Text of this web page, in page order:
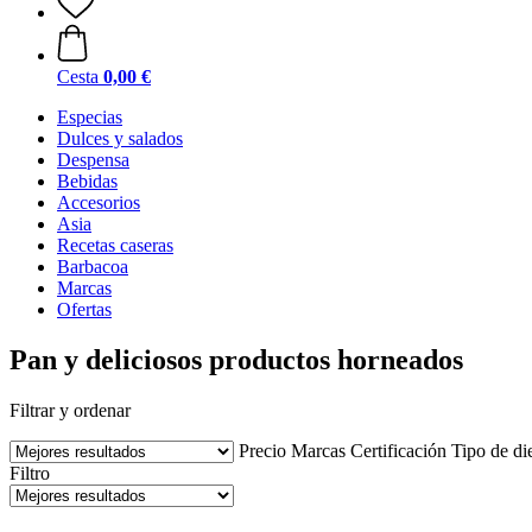
Cesta 0,00 €
Especias
Dulces y salados
Despensa
Bebidas
Accesorios
Asia
Recetas caseras
Barbacoa
Marcas
Ofertas
Pan y deliciosos productos horneados
Filtrar y ordenar
Precio Marcas Certificación Tipo de
Filtro